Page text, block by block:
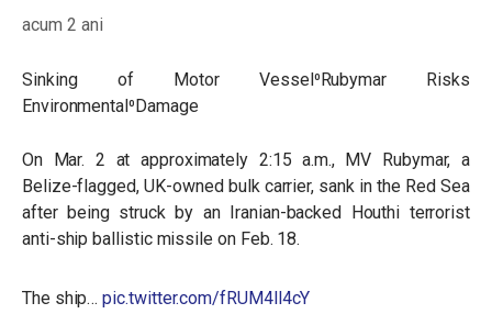
acum 2 ani
Sinking of Motor Vessel⁰Rubymar Risks
Environmental⁰Damage
On Mar. 2 at approximately 2:15 a.m., MV Rubymar, a
Belize-flagged, UK-owned bulk carrier, sank in the Red Sea
after being struck by an Iranian-backed Houthi terrorist
anti-ship ballistic missile on Feb. 18.
The ship…pic.twitter.com/fRUM4ll4cY